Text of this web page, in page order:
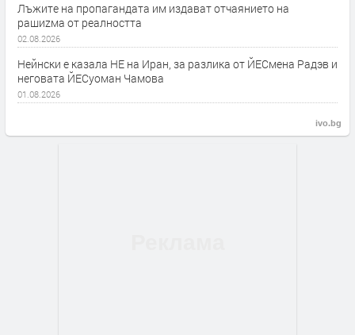
Лъжите на пропагандата им издават отчаянието на
рашиzма от реалността
02.08.2026
Нейнски е казала НЕ на Иран, за разлика от ЙЕСмена Радэв и
неговата ЙЕСуоман Чамова
01.08.2026
ivo.bg